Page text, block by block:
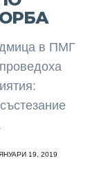
в ПМГ
19, 2019